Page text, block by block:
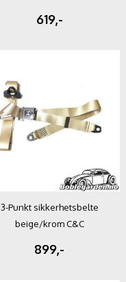
619,-
3-Punkt sikkerhetsbelte
beige/krom C&C
899,-